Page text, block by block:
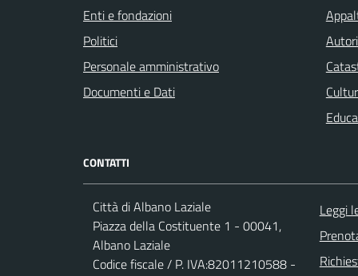
Enti e fondazioni
Politici
Personale amministrativo
Documenti e Dati
CONTATTI
Città di Albano Laziale
Piazza della Costituente 1 - 00041,
Albano Laziale
Codice fiscale / P. IVA:82011210588 -
Leggi